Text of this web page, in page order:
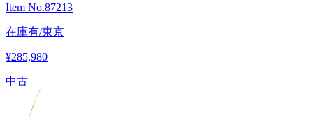
Item No.87213
在庫有/東京
¥285,980
中古